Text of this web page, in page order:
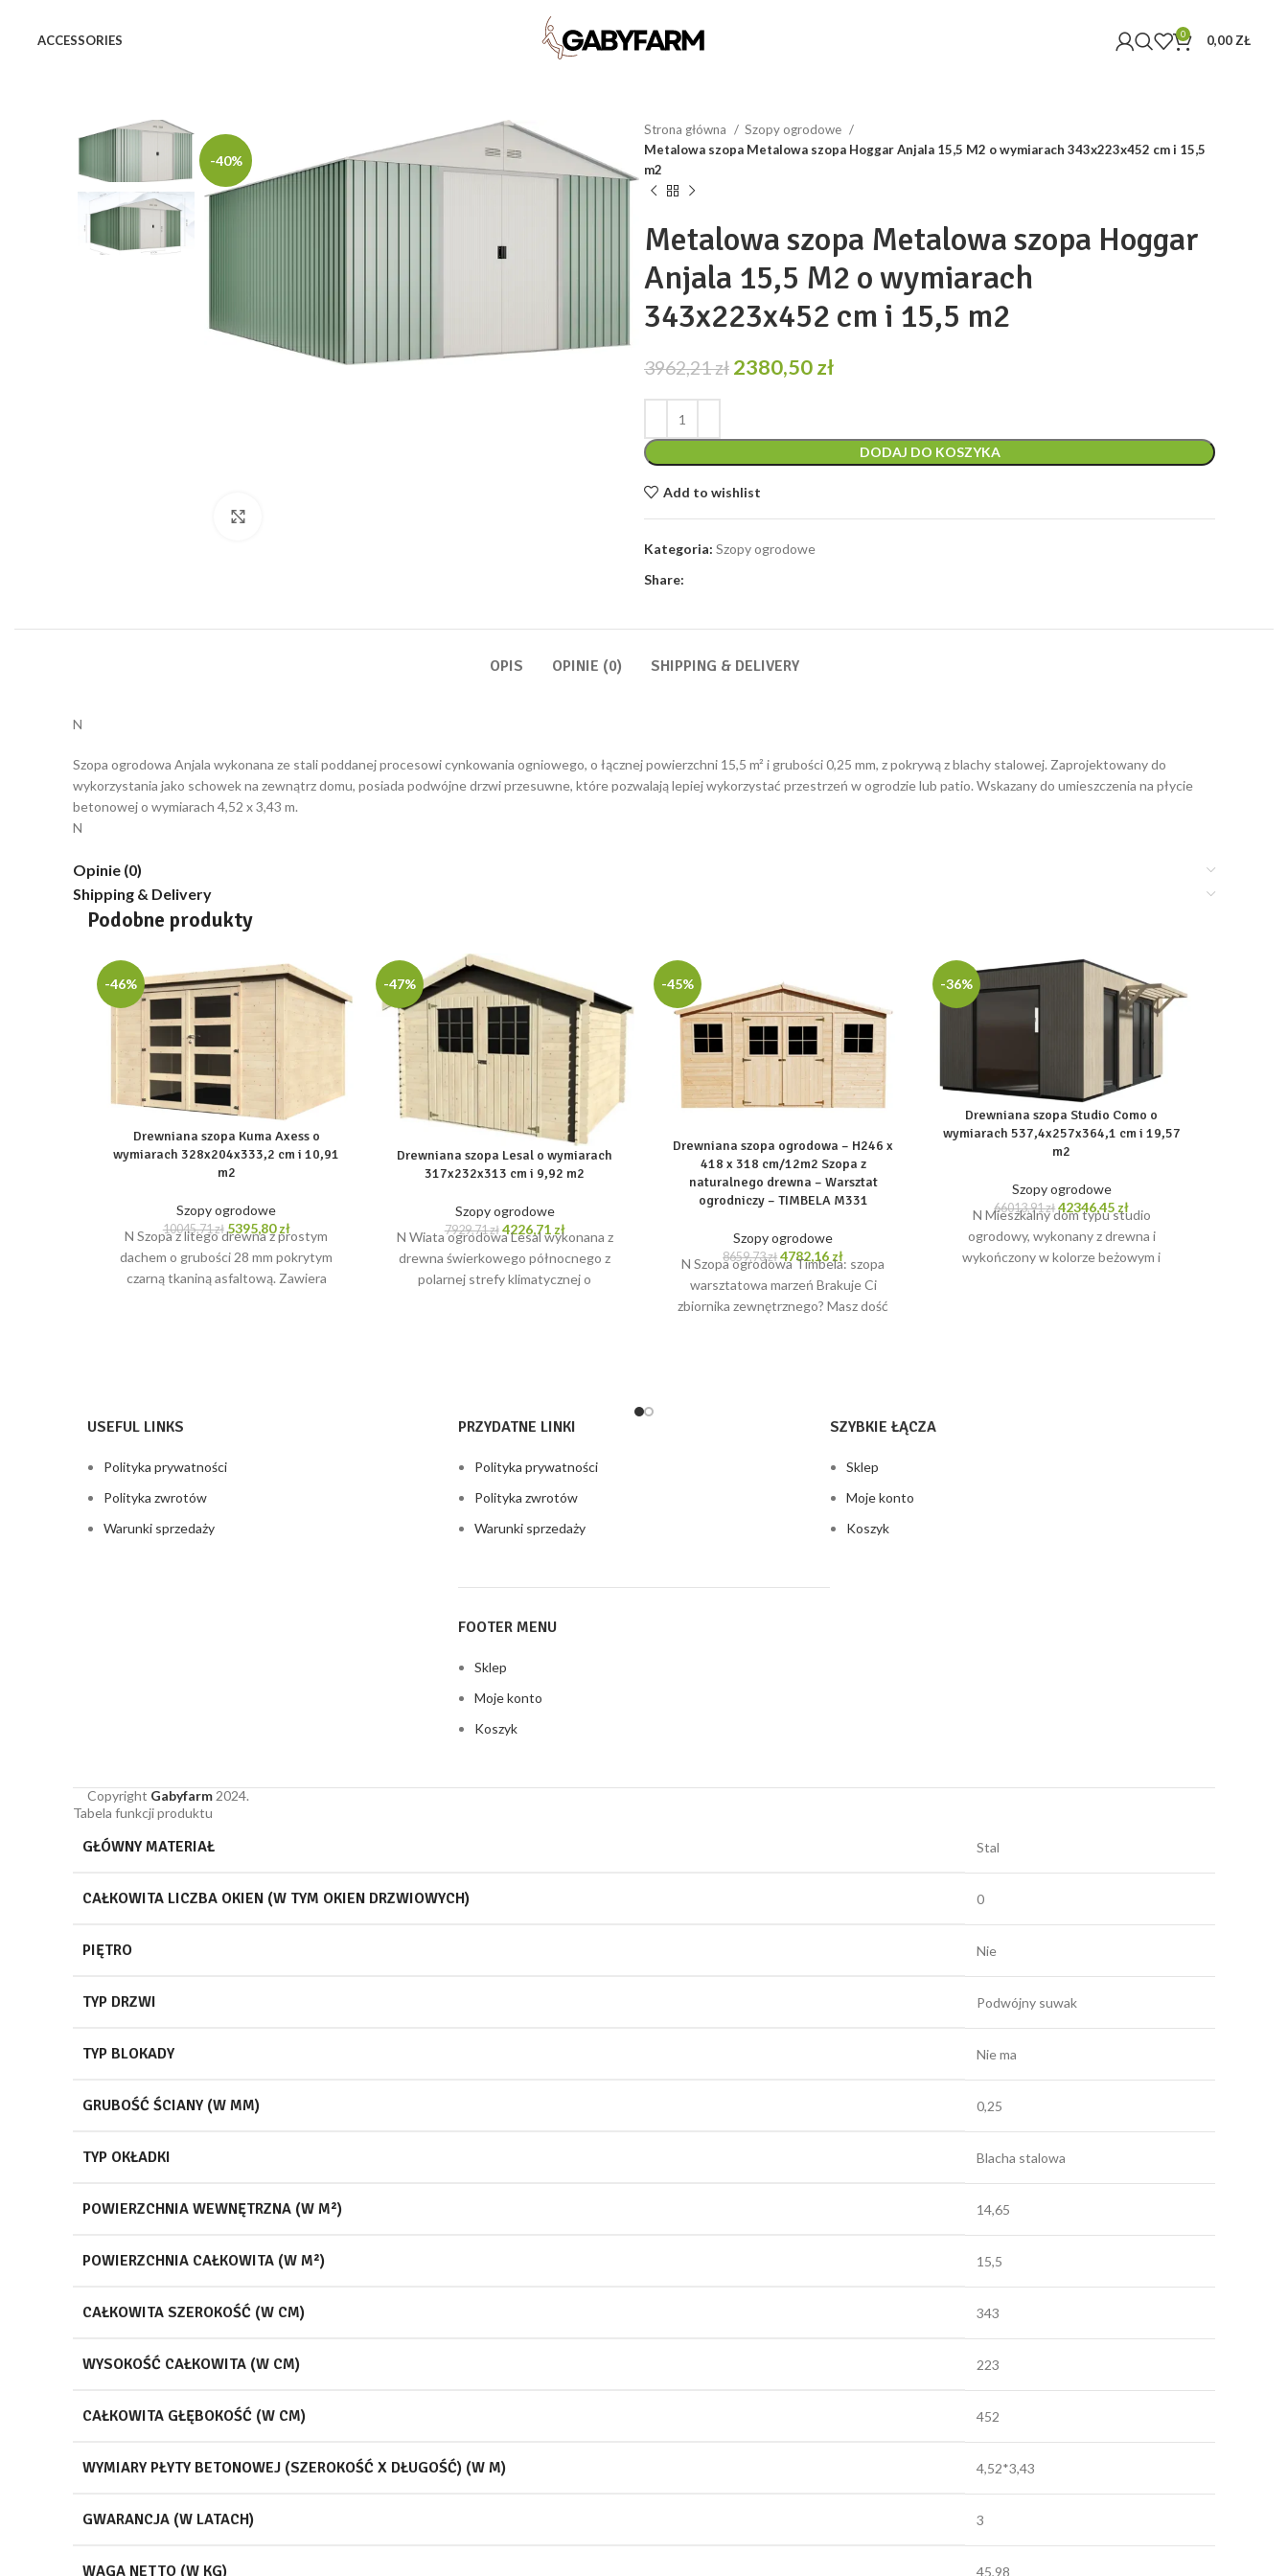
ACCESSORIES 0 0,00 ZŁ
-40%
Strona główna
Szopy ogrodowe
Metalowa szopa Metalowa szopa Hoggar Anjala 15,5 M2 o wymiarach 343x223x452 cm i 15,5
m2
Metalowa szopa Metalowa szopa Hoggar
Anjala 15,5 M2 o wymiarach
343x223x452 cm i 15,5 m2
3962,21zł Pierwotna
3962,21 zł.
2380,50złAktualna
2380,50 zł.
DODAJ DO KOSZYKA
Add to wishlist
Kategoria: Szopy ogrodowe
Share:
OPIS OPINIE (0) SHIPPING & DELIVERY
N
Szopa ogrodowa Anjala wykonana ze stali poddanej procesowi cynkowania ogniowego, o łącznej powierzchni 15,5 m² i grubości 0,25 mm, z pokrywą z blachy stalowej. Zaprojektowany do
wykorzystania jako schowek na zewnątrz domu, posiada podwójne drzwi przesuwne, które pozwalają lepiej wykorzystać przestrzeń w ogrodzie lub patio. Wskazany do umieszczenia na płycie
betonowej o wymiarach 4,52 x 3,43 m.
N
Opinie (0)
Shipping & Delivery
Podobne produkty
-46%
Drewniana szopa Kuma Axess o
wymiarach 328x204x333,2 cm i 10,91
m2
Szopy ogrodowe
10045,71zł Pierwotna
cena
wynosiła:
10045,71 zł.
5395,80złAktualna
cena
wynosi:
5395,80 zł.
N Szopa z litego drewna z prostym
dachem o grubości 28 mm pokrytym
czarną tkaniną asfaltową. Zawiera
-47%
Drewniana szopa Lesal o wymiarach
317x232x313 cm i 9,92 m2
Szopy ogrodowe
7929,71zł Pierwotna
cena
wynosiła:
7929,71 zł.
4226,71 złAktualna
cena
wynosi:
4226,71 zł.
N Wiata ogrodowa Lesal wykonana z
drewna świerkowego północnego z
polarnej strefy klimatycznej o
-45%
Drewniana szopa ogrodowa – H246 x
418 x 318 cm/12m2 Szopa z
naturalnego drewna – Warsztat
ogrodniczy – TIMBELA M331
Szopy ogrodowe
8659,73zł Pierwotna
cena
wynosiła:
8659,73 zł.
4782,16 złAktualna
cena
wynosi:
4782,16 zł.
N Szopa ogrodowa Timbela: szopa
warsztatowa marzeń Brakuje Ci
zbiornika zewnętrznego? Masz dość
-36%
Drewniana szopa Studio Como o
wymiarach 537,4x257x364,1 cm i 19,57
m2
Szopy ogrodowe
66013,91zł Pierwotna
cena
wynosiła:
66013,91 zł.
42346,45 złAktualna
cena
wynosi:
42346,45 zł.
N Mieszkalny dom typu studio
ogrodowy, wykonany z drewna i
wykończony w kolorze beżowym i
USEFUL LINKS
Polityka prywatności
Polityka zwrotów
Warunki sprzedaży
PRZYDATNE LINKI
Polityka prywatności
Polityka zwrotów
Warunki sprzedaży
FOOTER MENU
Sklep
Moje konto
Koszyk
SZYBKIE ŁĄCZA
Sklep
Moje konto
Koszyk
Copyright Gabyfarm 2024.
Tabela funkcji produktu
GŁÓWNY MATERIAŁ Stal
CAŁKOWITA LICZBA OKIEN (W TYM OKIEN DRZWIOWYCH) 0
PIĘTRO Nie
TYP DRZWI Podwójny suwak
TYP BLOKADY Nie ma
GRUBOŚĆ ŚCIANY (W MM) 0,25
TYP OKŁADKI Blacha stalowa
POWIERZCHNIA WEWNĘTRZNA (W M²) 14,65
POWIERZCHNIA CAŁKOWITA (W M²) 15,5
CAŁKOWITA SZEROKOŚĆ (W CM) 343
WYSOKOŚĆ CAŁKOWITA (W CM) 223
CAŁKOWITA GŁĘBOKOŚĆ (W CM) 452
WYMIARY PŁYTY BETONOWEJ (SZEROKOŚĆ X DŁUGOŚĆ) (W M) 4,52*3,43
GWARANCJA (W LATACH) 3
WAGA NETTO (W KG) 45,98